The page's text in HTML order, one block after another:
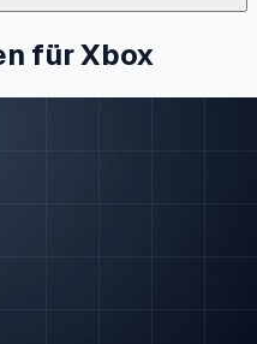
für Xbox